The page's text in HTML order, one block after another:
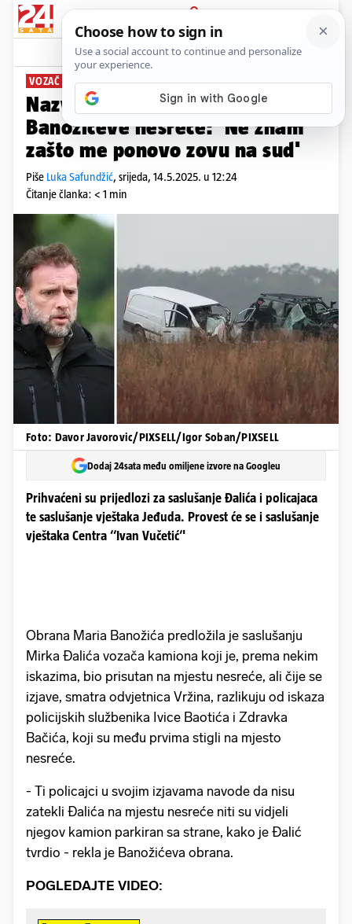
PRIJAVA
News Komentari
VOZAČ KAMIONA
Nazvali smo jedinog svjedoka
Banožićeve nesreće: 'Ne znam
zašto me ponovo zovu na sud'
Piše Luka Safundžić, srijeda, 14.5.2025. u 12:24
Čitanje članka: < 1 min
Foto: Davor Javorovic/PIXSELL/Igor Soban/PIXSELL
Dodaj 24sata među omiljene izvore na Googleu
Prihvaćeni su prijedlozi za saslušanje Đalića i policajaca
te saslušanje vještaka Jeđuda. Provest će se i saslušanje
vještaka Centra ‘‘Ivan Vučetić‘'
Obrana Maria Banožića predložila je saslušanju
Mirka Đalića vozača kamiona koji je, prema nekim
iskazima, bio prisutan na mjestu nesreće, ali čije se
izjave, smatra odvjetnica Vržina, razlikuju od iskaza
policijskih službenika Ivice Baotića i Zdravka
Bačića, koji su među prvima stigli na mjesto
nesreće.
- Ti policajci u svojim izjavama navode da nisu
zatekli Đalića na mjestu nesreće niti su vidjeli
njegov kamion parkiran sa strane, kako je Đalić
tvrdio - rekla je Banožićeva obrana.
POGLEDAJTE VIDEO: